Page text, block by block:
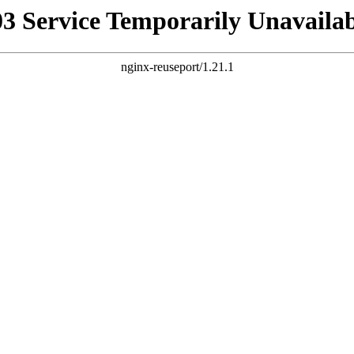
Service Temporarily
nginx-reuseport/1.21.1